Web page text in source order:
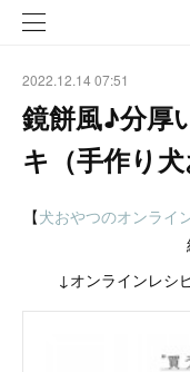
2022.12.14 07:51
鏡餅風♪分厚
キ（手作り
【犬おやつのオンライ
↓オンラインレシ